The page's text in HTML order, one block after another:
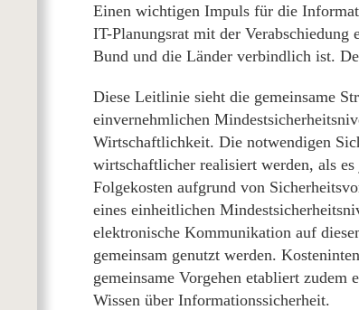
Einen wichtigen Impuls für die
IT-Planungsrat mit der
Bund und die Länder verbindlich ist.
Diese Leitlinie sieht die gemeinsame
einvernehmlichen
Wirtschaftlichkeit. Die notwendigen
wirtschaftlicher realisiert werden, als
Folgekosten aufgrund von
eines einheitlichen
elektronische Kommunikation auf
gemeinsam genutzt werden.
gemeinsame Vorgehen etabliert zudem
Wissen über Informationssicherheit.